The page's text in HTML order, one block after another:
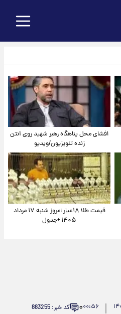
افشای محل پناهگاه‌ رهبر شهید روی آنتن
زنده تلویزیون/ویدیو
قیمت طلا ۱۸عیار امروز شنبه ۱۷ مرداد
۱۴۰۵ +جدول
۰۰:۵۶۰ کد خبر: 883255